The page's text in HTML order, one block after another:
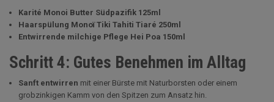
Karité Monoi Butter Südpazifik 125ml
Haarspülung Monoï Tiki Tahiti Tiaré 250ml
Entwirrende milchige Pflege Hei Poa 150ml
Schritt 4: Gutes Benehmen im Alltag
Sanft entwirren mit einer Bürste mit Naturborsten oder einem
grobzinkigen Kamm von den Spitzen zum Ansatz hin.